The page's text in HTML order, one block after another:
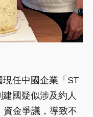
任中國企業「ST
國疑似涉及約人
資金爭議，導致不